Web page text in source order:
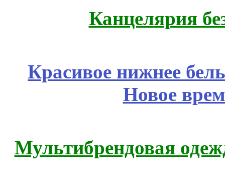
Канцелярия
Красивое нижнее
Новое
Мультибрендовая